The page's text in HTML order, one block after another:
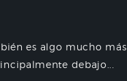
es algo mucho más
debajo...